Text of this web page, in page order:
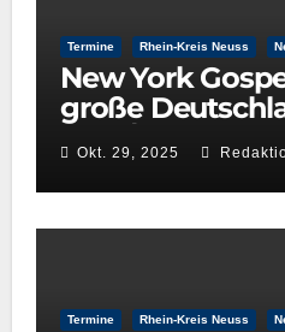
Termine Rhein-Kreis Neuss
New York
große
2025/26
Okt. 29, 2025
Termine Rhein-Kreis Neuss